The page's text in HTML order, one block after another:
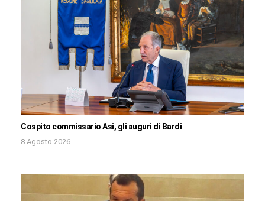
Cospito commissario Asi, gli auguri di Bardi
8 Agosto 2026